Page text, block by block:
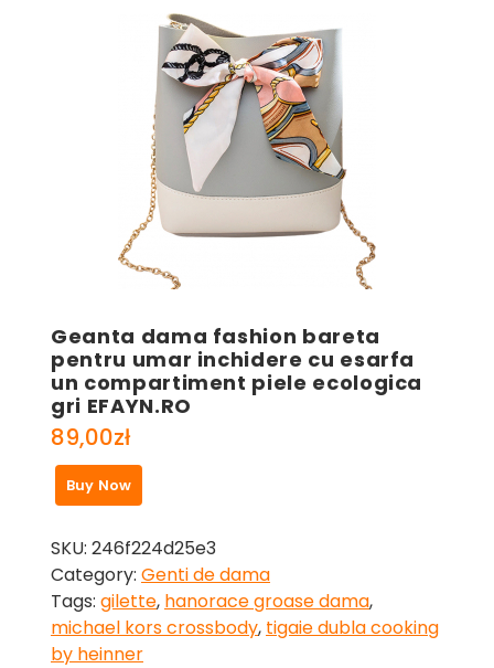
Geanta dama fashion bareta
pentru umar inchidere cu esarfa
un compartiment piele ecologica
gri EFAYN.RO
89,00zł
Buy Now
SKU: 246f224d25e3
Category: Genti de dama
Tags: gilette, hanorace groase dama,
michael kors crossbody, tigaie dubla cooking
by heinner